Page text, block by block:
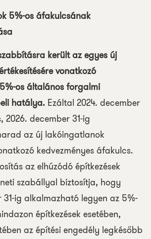
5%-os áfakulcsának
került az egyes új
vonatkozó
os általános forgalmi
hatálya. Ezáltal 2024. december
2026. december 31-ig
az új lakóingatlanok
kedvezményes áfakulcs.
az elhúzódó építkezések
szabállyal biztosítja, hogy
31-ig alkalmazható legyen az 5%-
építkezések esetében,
az építési engedély legkésőbb